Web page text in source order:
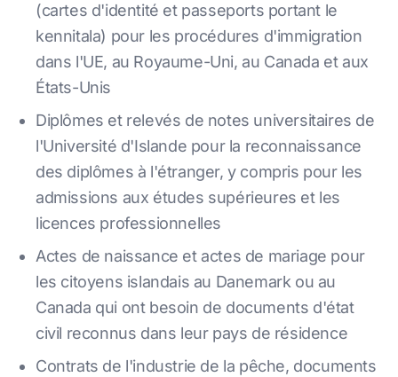
(cartes d'identité et passeports portant le
kennitala) pour les procédures d'immigration
dans l'UE, au Royaume-Uni, au Canada et aux
États-Unis
Diplômes et relevés de notes universitaires de
l'Université d'Islande pour la reconnaissance
des diplômes à l'étranger, y compris pour les
admissions aux études supérieures et les
licences professionnelles
Actes de naissance et actes de mariage pour
les citoyens islandais au Danemark ou au
Canada qui ont besoin de documents d'état
civil reconnus dans leur pays de résidence
Contrats de l'industrie de la pêche, documents